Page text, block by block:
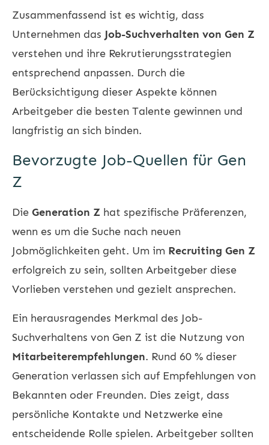
Zusammenfassend ist es wichtig, dass
Unternehmen das Job-Suchverhalten von Gen Z
verstehen und ihre Rekrutierungsstrategien
entsprechend anpassen. Durch die
Berücksichtigung dieser Aspekte können
Arbeitgeber die besten Talente gewinnen und
langfristig an sich binden.
Bevorzugte Job-Quellen für Gen
Z
Die Generation Z hat spezifische Präferenzen,
wenn es um die Suche nach neuen
Jobmöglichkeiten geht. Um im Recruiting Gen Z
erfolgreich zu sein, sollten Arbeitgeber diese
Vorlieben verstehen und gezielt ansprechen.
Ein herausragendes Merkmal des Job-
Suchverhaltens von Gen Z ist die Nutzung von
Mitarbeiterempfehlungen. Rund 60 % dieser
Generation verlassen sich auf Empfehlungen von
Bekannten oder Freunden. Dies zeigt, dass
persönliche Kontakte und Netzwerke eine
entscheidende Rolle spielen. Arbeitgeber sollten